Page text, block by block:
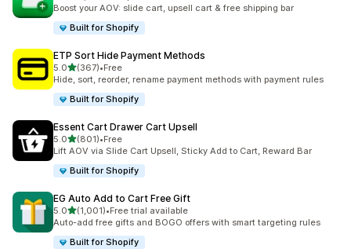
Boost your AOV: slide cart, upsell cart & free shipping bar
Built for Shopify
ETP Sort Hide Payment Methods
5.05つ星中
(367)
合計レビュー数：367件
•Free
Hide, sort, reorder, rename payment methods with payment rules
Built for Shopify
Essent Cart Drawer Cart Upsell
5.05つ星中
(801)
合計レビュー数：801件
•Free
Lift AOV via Slide Cart Upsell, Sticky Add to Cart, Reward Bar
Built for Shopify
EG Auto Add to Cart Free Gift
5.05つ星中
(1,001)
合計レビュー数：1001件
•Free trial available
Auto-add free gifts and BOGO offers with smart targeting rules
Built for Shopify